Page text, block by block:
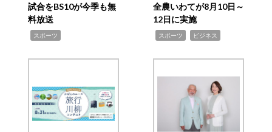
試合をBS10が今季も無
料放送
スポーツ
全農いわてが8月10日～
12日に実施
スポーツ ビジネス